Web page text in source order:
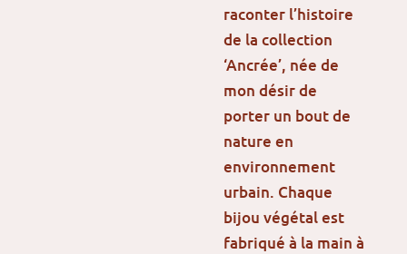
raconter l’histoire
de la collection
‘Ancrée’, née de
mon désir de
porter un bout de
nature en
environnement
urbain. Chaque
bijou végétal est
fabriqué à la main à